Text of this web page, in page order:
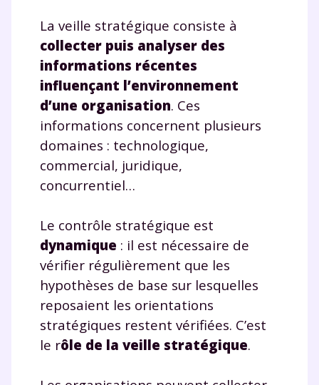
La veille stratégique consiste à
collecter puis analyser des
informations récentes
influençant l’environnement
d’une organisation. Ces
informations concernent plusieurs
domaines : technologique,
commercial, juridique,
concurrentiel…
Le contrôle stratégique est
dynamique : il est nécessaire de
vérifier régulièrement que les
hypothèses de base sur lesquelles
reposaient les orientations
stratégiques restent vérifiées. C’est
le rôle de la veille stratégique.